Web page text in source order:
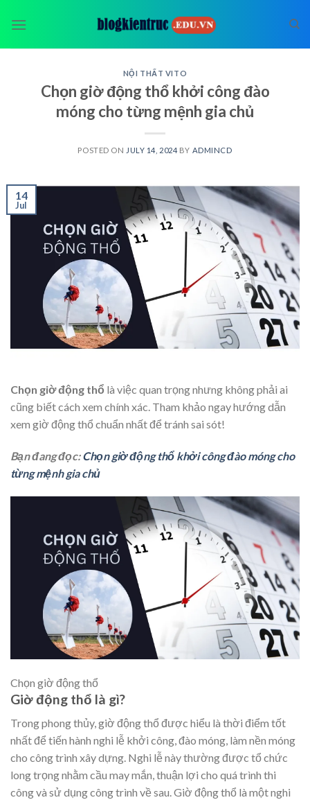
NỘI THẤT VITO
Chọn giờ động thổ khởi công đào
móng cho từng mệnh gia chủ
POSTED ON JULY 14, 2024 BY ADMINCD
14
Jul
Chọn giờ động thổ là việc quan trọng nhưng không phải ai
cũng biết cách xem chính xác. Tham khảo ngay hướng dẫn
xem giờ động thổ chuẩn nhất để tránh sai sót!
Bạn đang đọc:Chọn giờ động thổ khởi công đào móng cho
từng mệnh gia chủ
Chọn giờ động thổ
Giờ động thổ là gì?
Trong phong thủy, giờ động thổ được hiểu là thời điểm tốt
nhất để tiến hành nghi lễ khởi công, đào móng, làm nền móng
cho công trình xây dựng. Nghi lễ này thường được tổ chức
long trọng nhằm cầu may mắn, thuận lợi cho quá trình thi
công và sử dụng công trình về sau. Giờ động thổ là một nghi